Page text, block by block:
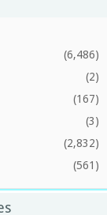
(6,486)
(2)
(167)
(3)
(2,832)
(561)